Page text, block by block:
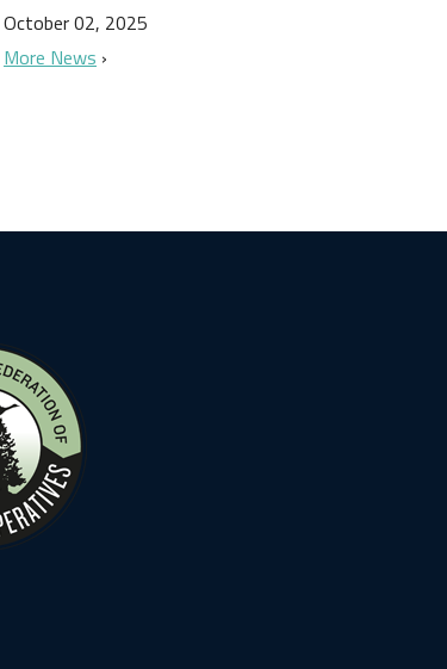
October 02, 2025
More News